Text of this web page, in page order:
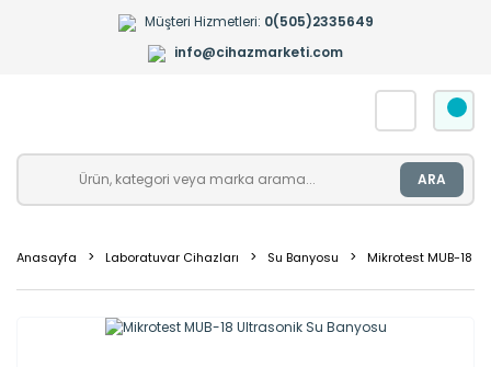
Müşteri Hizmetleri: 0(505)2335649
info@cihazmarketi.com
ARA
Anasayfa Laboratuvar Cihazları Su Banyosu Mikrotest MUB-18